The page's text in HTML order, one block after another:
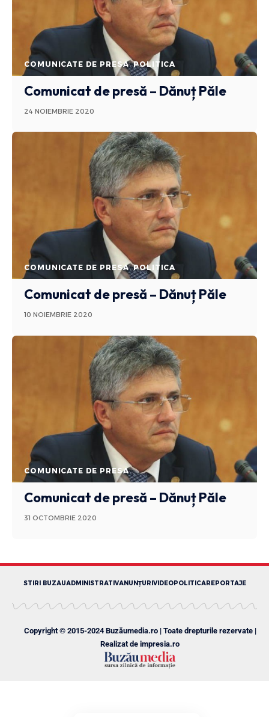
COMUNICATE DE PRESA POLITICA
Comunicat de presă – Dănuț Păle
24 NOIEMBRIE 2020
COMUNICATE DE PRESA POLITICA
Comunicat de presă – Dănuț Păle
10 NOIEMBRIE 2020
COMUNICATE DE PRESA
Comunicat de presă – Dănuț Păle
31 OCTOMBRIE 2020
STIRI BUZAUADMINISTRATIVANUNȚURIVIDEOPOLITICAREPORTAJE
Copyright © 2015-2024 Buzăumedia.ro | Toate drepturile rezervate |
Realizat de impresia.ro